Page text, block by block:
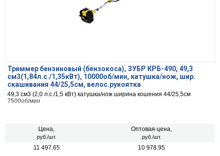
Триммер бензиновый (бензокоса), ЗУБР КРБ-490, 49,3
см3(1,84л.с./1,35кВт), 10000об/мин, катушка/нож, шир.
скашивания 44/25,5см, велос.рукоятка
49,3 см3 (2,0 л.с./1,5 кВт) катушка/нож ширина кошения 44/25,5см
7500об/мин
Цена,
руб./шт.
Оптовая цена,
руб./шт.
11 497.65
10 978.95